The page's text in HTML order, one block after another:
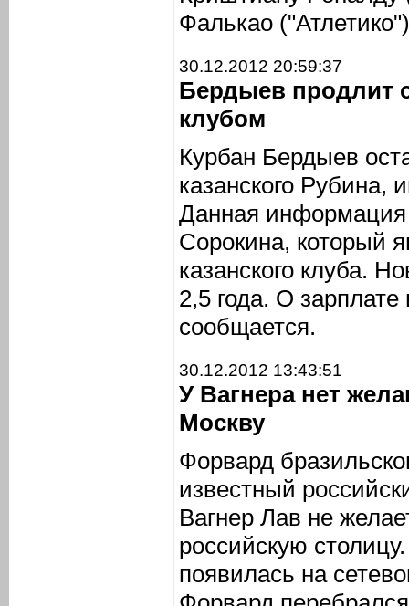
Фалькао
30.12.2012 20:59:37
Бердыев продлит
клубом
Курбан Бердыев
казанского
Данная информация
Сорокина, который
казанского клуба.
2,5 года. О
сообщается.
30.12.2012 13:43:51
У Вагнера нет
Москву
Форвард
известный
Вагнер Лав не
российскую
появилась на